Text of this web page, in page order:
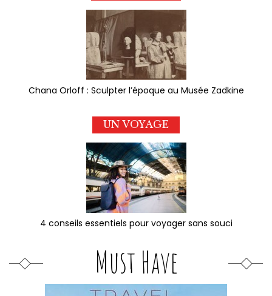
Chana Orloff : Sculpter l’époque au Musée Zadkine
UN VOYAGE
4 conseils essentiels pour voyager sans souci
Must Have